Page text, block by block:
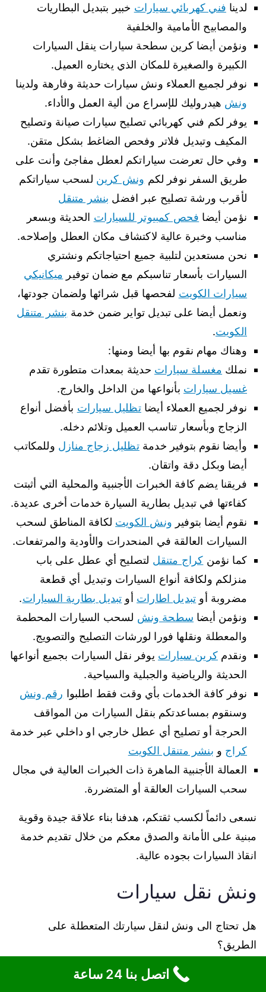
لدينا فني كهربائي سيارات خبير بتبديل البطاريات
والمصابيح الأمامية والخلفية
ونؤمن أيضا كرين سطحة سيارات ينقل السيارات
الكبيرة والصغيرة للمكان الذي يختاره العميل.
نوفر لجميع العملاء ونش سيارات حديثة وفارهة ولدينا
ونش هيدروليك للإسراع من ألية العمل والأداء.
يوفر لكم فني كهربائي تصليح سيارات صيانة وتصليح
المكيف وتبديل فلاتر وفحص الضاغط بشكل متقن.
وفي حال تعرضت سياراتكم لعطل مفاجئ وأنت على
طريق السفر نوفر لكم ونش كرين لسحب سياراتكم
لأقرب ورشة تصليح عبر افضل بنشر متنقل
نؤمن أيضا فحص كمبيوتر للسيارات الحديثة وبسعر
مناسب وخبرة عالية لاكتشاف مكان العطل وإصلاحه.
نحن مستعدين لتلبية جميع احتياجاتكم ونشتري
السيارات بأسعار تناسبكم مع ضمان توفير ميكانيكي
سيارات الكويت لفحصها قبل شرائها ولضمان جودتها،
ونعمل أيضا على تبديل تواير ضمن خدمة بنشر متنقل
الكويت.
وهناك مهام نقوم بها أيضا ومنها:
نملك مغسلة سيارات حديثة بمعدات متطورة تقدم
غسيل سيارات بأنواعها من الداخل والخارج.
نوفر لجميع العملاء أيضاتظليل سيارات بأفضل أنواع
الزجاج وبأسعار تناسب العميل وتلائم دخله.
وأيضا نقوم بتوفير خدمةتظليل زجاج منازل وللمكاتب
أيضا وبكل دقة واتقان.
فريقنا يضم كافة الخبرات الأجنبية والمحلية التي أثبتت
كفاءتها في تبديل بطارية السيارة خدمات أخرى عديدة.
نقوم أيضا بتوفير ونش الكويت لكافة المناطق لسحب
السيارات العالقة في المنحدرات والأودية والمرتفعات.
كما نؤمن كراج متنقل لتصليح أي عطل على باب
منزلكم ولكافة أنواع السيارات وتبديل أي قطعة
مضروبة أو تبديل اطارات أو تبديل بطارية السيارات.
ونؤمن أيضا سطحة ونش لسحب السيارات المحطمة
والمعطلة ونقلها فورا لورشات التصليح والتصويج.
ونقدمكرين سيارات يوفر نقل السيارات بجميع أنواعها
الحديثة والرياضية والجبلية والسياحية.
نوفر كافة الخدمات بأي وقت فقط اطلبوا رقم ونش
وسنقوم بمساعدتكم بنقل السيارات من المواقف
الحرجة أو تصليح أي عطل خارجي او داخلي عبر خدمة
كراج و بنشر متنقل الكويت
العمالة الأجنبية الماهرة ذات الخبرات العالية في مجال
سحب السيارات العالقة أو المتضررة.
نسعى دائماً لكسب ثقتكم، هدفنا بناء علاقة جيدة وقوية
مبنية على الأمانة والصدق معكم من خلال تقديم خدمة
انقاذ السيارات بجوده عالية.
ونش نقل سيارات
هل تحتاج الى ونش لنقل سيارتك المتعطلة على
الطريق؟
نقوم بتلبية طلبكم في سحب ونقل كافة أنواع السيارات.
اتصل بنا 24 ساعة